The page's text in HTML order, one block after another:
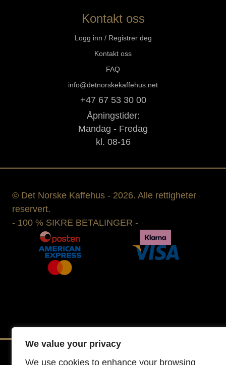
We value your privacy
We use cookies to enhance your browsing
Kontakt oss
Logg inn / Registrer deg
Kontakt oss
FAQ
info@detnorskekaffehus.net
+47 67 53 30 00
Åpningstider:
Mandag - Fredag
kl. 08-16
© Det Norske Kaffehus - 2026. Alle rettigheter
reservert.
- 100 % SIKRE BETALINGER -